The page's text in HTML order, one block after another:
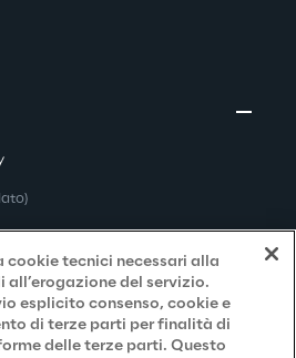
tecnici necessari alla
del servizio.
esplicito consenso, cookie e
di terze parti per finalità di
delle terze parti. Questo